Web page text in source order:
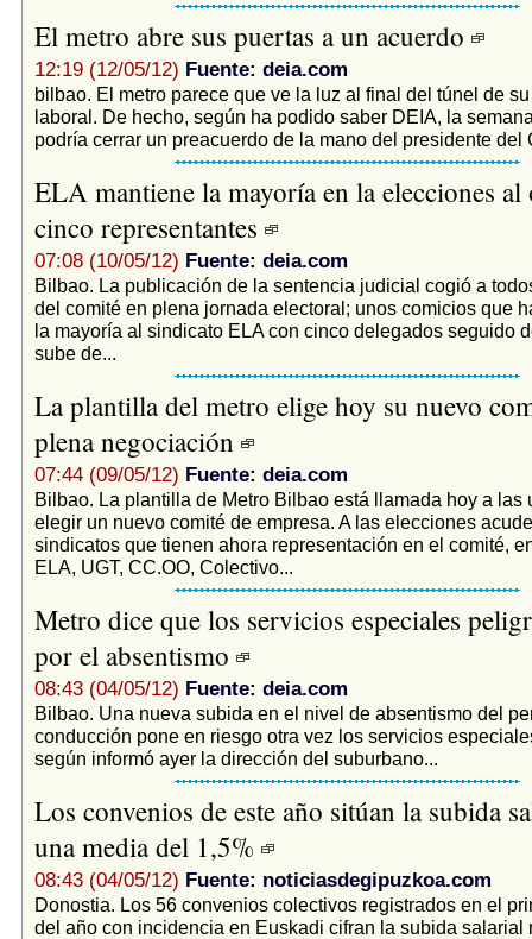
El metro abre sus puertas a un acuerdo
12:19 (12/05/12) Fuente: deia.com
bilbao. El metro parece que ve la luz al final del túnel de
laboral. De hecho, según ha podido saber DEIA, la
podría cerrar un preacuerdo de la mano del presidente del
ELA mantiene la mayoría en la elecciones al
cinco representantes
07:08 (10/05/12) Fuente: deia.com
Bilbao. La publicación de la sentencia judicial cogió a
del comité en plena jornada electoral; unos comicios que
la mayoría al sindicato ELA con cinco delegados seguido
sube de...
La plantilla del metro elige hoy su nuevo
plena negociación
07:44 (09/05/12) Fuente: deia.com
Bilbao. La plantilla de Metro Bilbao está llamada hoy a las
elegir un nuevo comité de empresa. A las elecciones
sindicatos que tienen ahora representación en el comité,
ELA, UGT, CC.OO, Colectivo...
Metro dice que los servicios especiales
por el absentismo
08:43 (04/05/12) Fuente: deia.com
Bilbao. Una nueva subida en el nivel de absentismo del
conducción pone en riesgo otra vez los servicios
según informó ayer la dirección del suburbano...
Los convenios de este año sitúan la subida
una media del 1,5%
08:43 (04/05/12) Fuente: noticiasdegipuzkoa.com
Donostia. Los 56 convenios colectivos registrados en el
del año con incidencia en Euskadi cifran la subida salarial